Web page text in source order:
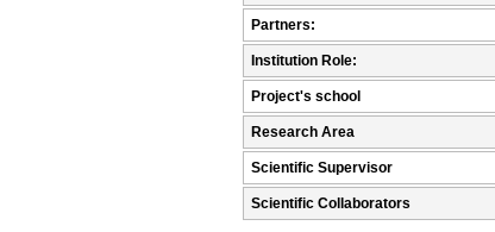
Partners:
Institution Role:
Project's school
Research Area
Scientific Supervisor
Scientific Collaborators